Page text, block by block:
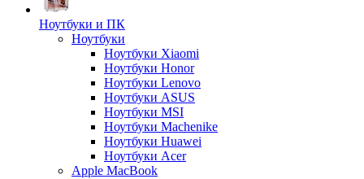
Ноутбуки и ПК
Ноутбуки
Ноутбуки Xiaomi
Ноутбуки Honor
Ноутбуки Lenovo
Ноутбуки ASUS
Ноутбуки MSI
Ноутбуки Machenike
Ноутбуки Huawei
Ноутбуки Acer
Apple MacBook